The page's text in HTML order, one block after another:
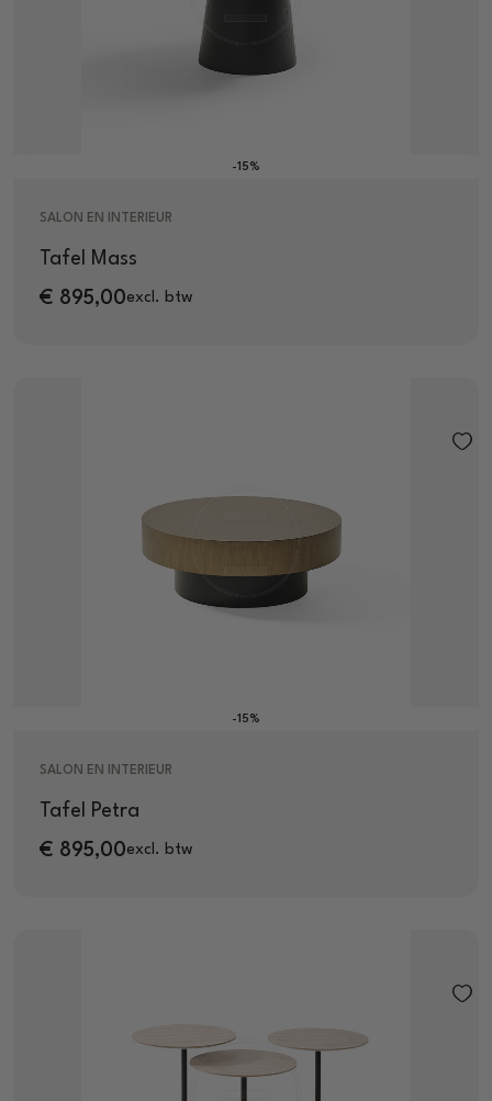
-15%
SALON EN INTERIEUR
Tafel Mass
€ 895,00excl. btw
-15%
SALON EN INTERIEUR
Tafel Petra
€ 895,00excl. btw